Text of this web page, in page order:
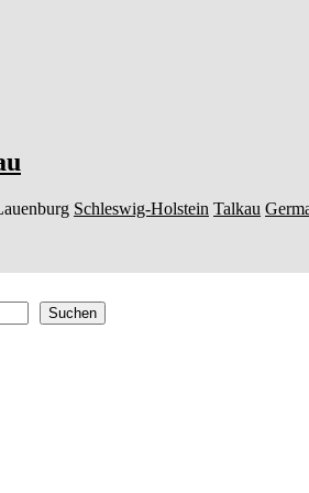
Schleswig-Holstein Talkau
Suchen